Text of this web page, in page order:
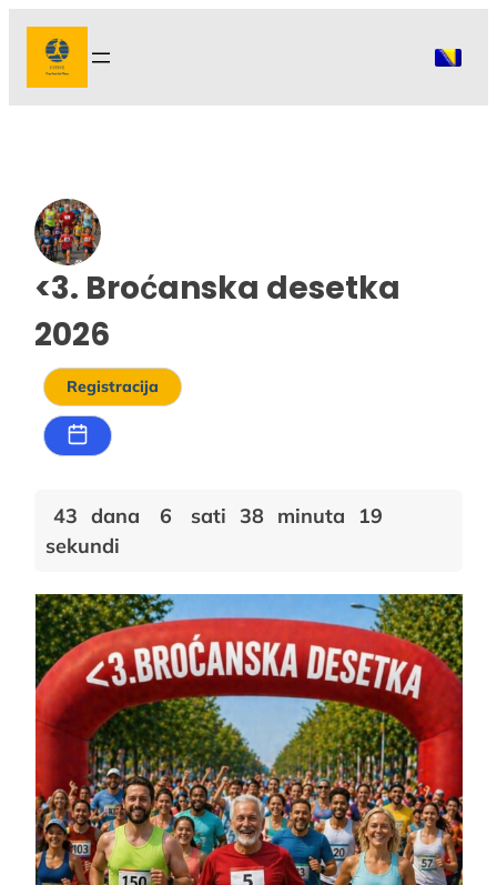
Idi
sadržaj
<3. Broćanska desetka
2026
Registracija
43 dana 6 sati 38 minuta
19
sekundi